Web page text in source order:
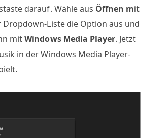
darauf. Wähle aus Öffnen mit
Dropdown-Liste die Option aus und
mitWindows Media Player. Jetzt
in der Windows Media Player-